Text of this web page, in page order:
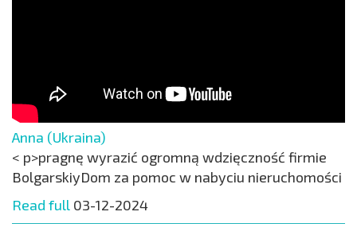
Anna (Ukraina)
< p>pragnę wyrazić ogromną wdzięczność firmie
BolgarskiyDom za pomoc w nabyciu nieruchomości
Read full 03-12-2024